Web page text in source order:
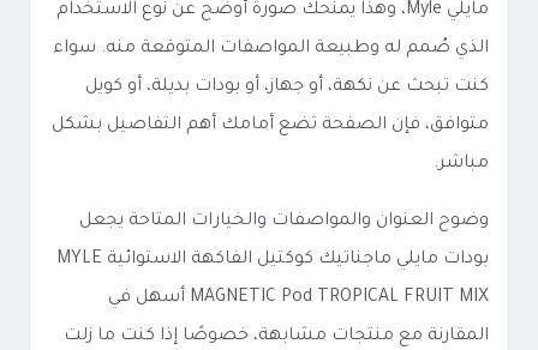
مايلي Myle، وهذا يمنحك صورة أوضح عن نوع الاستخدام
الذي صُمم له وطبيعة المواصفات المتوقعة منه. سواء
كنت تبحث عن نكهة، أو جهاز، أو بودات بديلة، أو كويل
متوافق، فإن الصفحة تضع أمامك أهم التفاصيل بشكل
مباشر.
وضوح العنوان والمواصفات والخيارات المتاحة يجعل
بودات مايلي ماجناتيك كوكتيل الفاكهة الاستوائية MYLE
MAGNETIC Pod TROPICAL FRUIT MIX أسهل في
المقارنة مع منتجات مشابهة، خصوصًا إذا كنت ما زلت